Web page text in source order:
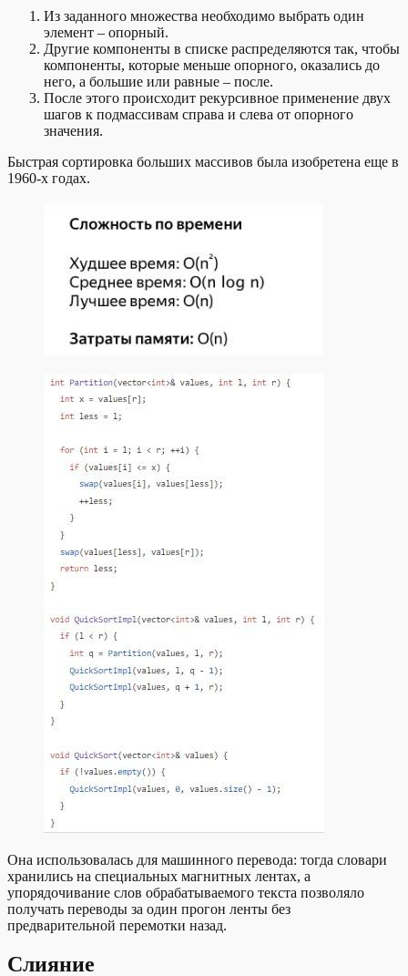
Из заданного множества необходимо выбрать один
элемент – опорный.
Другие компоненты в списке распределяются так, чтобы
компоненты, которые меньше опорного, оказались до
него, а большие или равные – после.
После этого происходит рекурсивное применение двух
шагов к подмассивам справа и слева от опорного
значения.
Быстрая сортировка больших массивов была изобретена еще в
1960-х годах.
Она использовалась для машинного перевода: тогда словари
хранились на специальных магнитных лентах, а
упорядочивание слов обрабатываемого текста позволяло
получать переводы за один прогон ленты без
предварительной перемотки назад.
Слияние